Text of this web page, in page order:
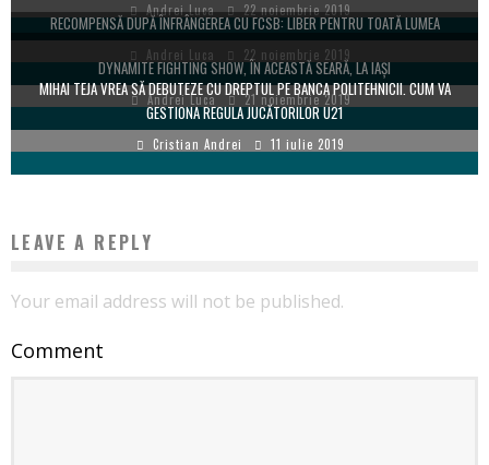
Andrei Luca 22 noiembrie 2019
RECOMPENSĂ DUPĂ ÎNFRÂNGEREA CU FCSB: LIBER PENTRU TOATĂ LUMEA
Andrei Luca 22 noiembrie 2019
DYNAMITE FIGHTING SHOW, ÎN ACEASTĂ SEARĂ, LA IAȘI
Andrei Luca 21 noiembrie 2019
MIHAI TEJA VREA SĂ DEBUTEZE CU DREPTUL PE BANCA POLITEHNICII. CUM VA
GESTIONA REGULA JUCĂTORILOR U21
Cristian Andrei 11 iulie 2019
LEAVE A REPLY
Your email address will not be published.
Comment